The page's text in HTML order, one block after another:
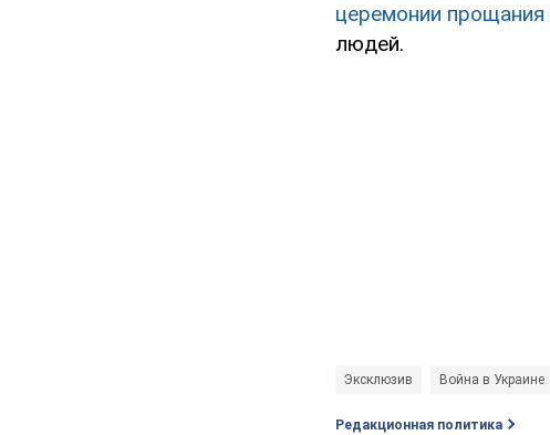
церемонии прощания
людей.
Эксклюзив Война в Украине
Редакционная политика